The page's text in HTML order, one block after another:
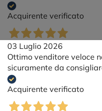
Acquirente verificato
03 Luglio 2026
Ottimo venditore veloce
sicuramente da
Acquirente verificato